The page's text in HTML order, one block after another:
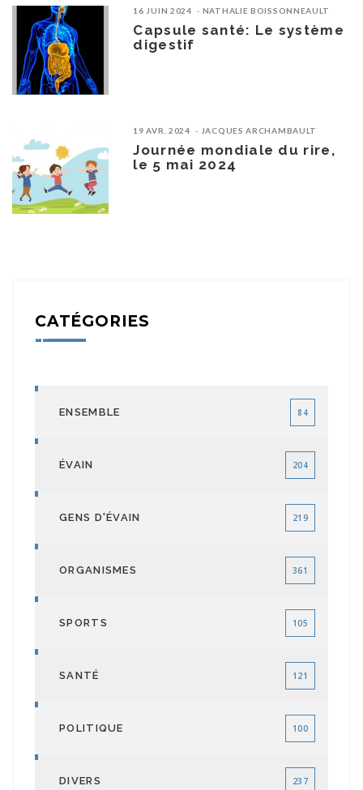
16 JUIN 2024 NATHALIE BOISSONNEAULT
Capsule santé: Le système
digestif
19 AVR. 2024 JACQUES ARCHAMBAULT
Journée mondiale du rire,
le 5 mai 2024
CATÉGORIES
ENSEMBLE 84
ÉVAIN 204
GENS D'ÉVAIN 219
ORGANISMES 361
SPORTS 105
SANTÉ 121
POLITIQUE 100
DIVERS 237